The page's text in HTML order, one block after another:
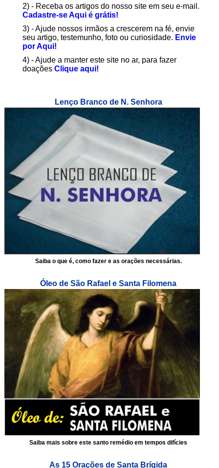
2) - Receba os artigos do nosso site em seu e-mail.
Cadastre-se Aqui é grátis!
3) - Ajude nossos irmãos a crescerem na fé, envie
seu artigo, testemunho, foto ou curiosidade. Envie
por Aqui!
4) - Ajude a manter este site no ar, para fazer
doações Clique aqui!
Lenço Branco de N. Senhora
Saiba o que é, como fazer e as orações necessárias.
Óleo de São Rafael e Santa Filomena
Saiba mais sobre este santo remédio em tempos difícies
As 15 Orações de Santa Brígida